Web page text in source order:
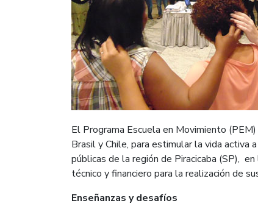
El Programa Escuela en Movimiento
Brasil y Chile, para estimular la vida
públicas de la región de Piracicaba (SP),
técnico y financiero para la realización de
Enseñanzas y desafíos